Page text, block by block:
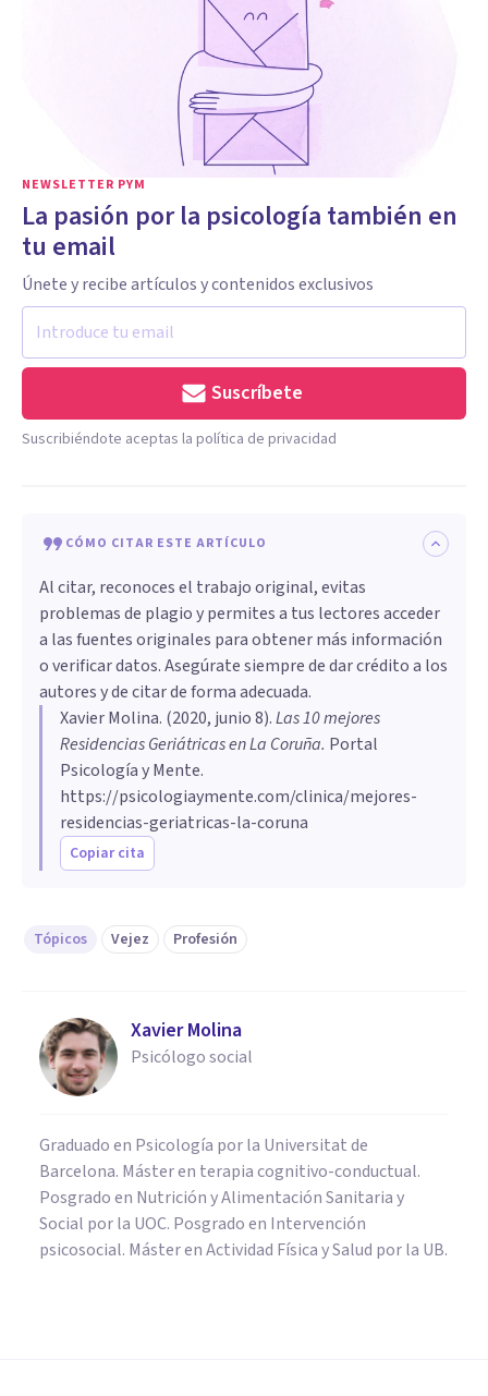
NEWSLETTER PYM
La pasión por la psicología también en
tu email
Únete y recibe artículos y contenidos exclusivos
Suscríbete
Suscribiéndote aceptas la política de privacidad
CÓMO CITAR ESTE ARTÍCULO
Al citar, reconoces el trabajo original, evitas
problemas de plagio y permites a tus lectores acceder
a las fuentes originales para obtener más información
o verificar datos. Asegúrate siempre de dar crédito a los
autores y de citar de forma adecuada.
Xavier Molina. (2020, junio 8).Las 10 mejores
Residencias Geriátricas en La Coruña. Portal
Psicología y Mente.
https://psicologiaymente.com/clinica/mejores-
residencias-geriatricas-la-coruna
Copiar cita
Tópicos Vejez Profesión
Xavier Molina
Psicólogo social
Graduado en Psicología por la Universitat de
Barcelona. Máster en terapia cognitivo-conductual.
Posgrado en Nutrición y Alimentación Sanitaria y
Social por la UOC. Posgrado en Intervención
psicosocial. Máster en Actividad Física y Salud por la UB.